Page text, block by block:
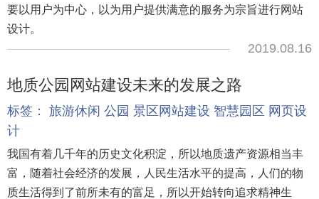
要以用户为中心，以为用户提供满意的服务为宗旨进行网站
设计。
2019.08.16
地质公园网站建设未来的发展之路
标签： 旅游休闲 公园 景区网站建设 智慧园区 网页设
计
我国有着几千年的历史文化积淀，所以地质遗产资源相当丰
富，随着社会经济的发展，人民生活水平的提高，人们的物
质生活得到了前所未有的富足，所以开始转向追求精神生